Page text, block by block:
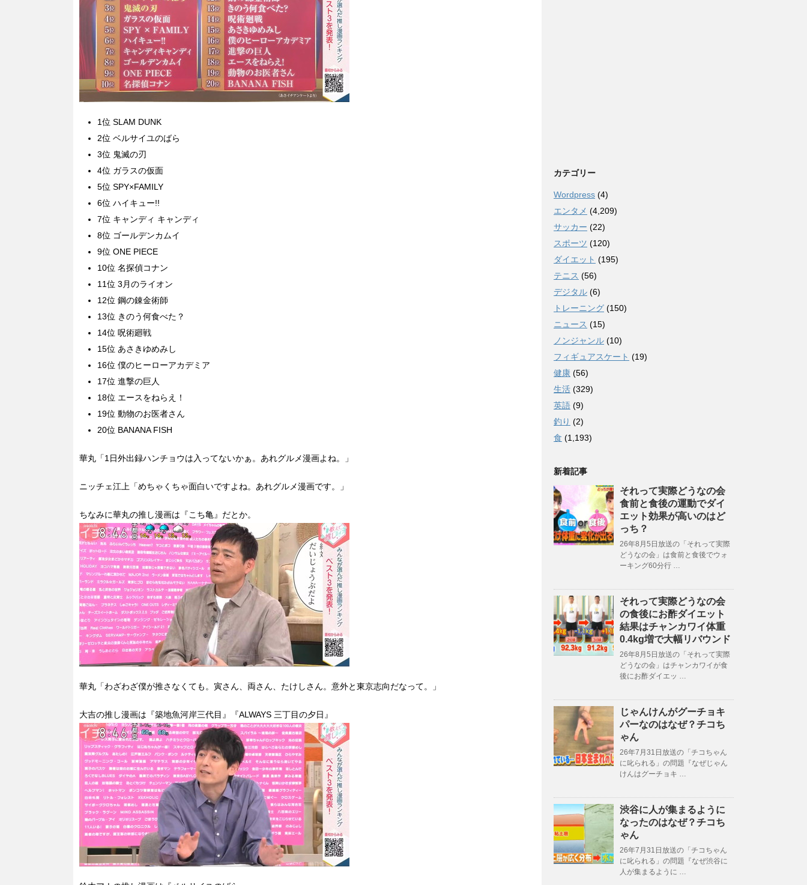
1位 SLAM DUNK
2位 ベルサイユのばら
3位 鬼滅の刃
4位 ガラスの仮面
5位 SPY×FAMILY
6位 ハイキュー!!
7位 キャンディ キャンディ
8位 ゴールデンカムイ
9位 ONE PIECE
10位 名探偵コナン
11位 3月のライオン
12位 鋼の錬金術師
13位 きのう何食べた？
14位 呪術廻戦
15位 あさきゆめみし
16位 僕のヒーローアカデミア
17位 進撃の巨人
18位 エースをねらえ！
19位 動物のお医者さん
20位 BANANA FISH
華丸「1日外出録ハンチョウは入ってないかぁ。あれグルメ漫画よね。」
ニッチェ江上「めちゃくちゃ面白いですよね。あれグルメ漫画です。」
ちなみに華丸の推し漫画は『こち亀』だとか。
華丸「わざわざ僕が推さなくても。寅さん、両さん、たけしさん。意外と東京志向だなって。」
大吉の推し漫画は『築地魚河岸三代目』『ALWAYS 三丁目の夕日』
カテゴリー
Wordpress (4)
エンタメ (4,209)
サッカー (22)
スポーツ (120)
ダイエット (195)
テニス (56)
デジタル (6)
トレーニング (150)
ニュース (15)
ノンジャンル (10)
フィギュアスケート (19)
健康 (56)
生活 (329)
英語 (9)
釣り (2)
食 (1,193)
新着記事
それって実際どうなの会
食前と食後の運動でダイ
エット効果が高いのはど
っち？
26年8月5日放送の「それって実際
どうなの会」は食前と食後でウォ
ーキング60分行 …
それって実際どうなの会
の食後にお酢ダイエット
結果はチャンカワイ体重
0.4kg増で大幅リバウンド
26年8月5日放送の「それって実際
どうなの会」はチャンカワイが食
後にお酢ダイエッ …
じゃんけんがグーチョキ
パーなのはなぜ？チコち
ゃん
26年7月31日放送の「チコちゃん
に叱られる」の問題『なぜじゃん
けんはグーチョキ …
渋谷に人が集まるように
なったのはなぜ？チコち
ゃん
26年7月31日放送の「チコちゃん
に叱られる」の問題『なぜ渋谷に
人が集まるように …